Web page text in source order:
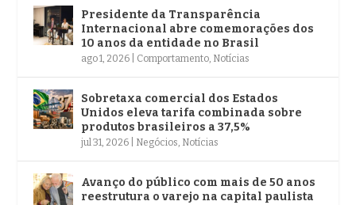
Presidente da Transparência
Internacional abre comemorações dos
10 anos da entidade no Brasil
ago 1, 2026 Comportamento, Notícias
Sobretaxa comercial dos Estados
Unidos eleva tarifa combinada sobre
produtos brasileiros a 37,5%
jul 31, 2026 Negócios, Notícias
Avanço do público com mais de 50 anos
reestrutura o varejo na capital paulista